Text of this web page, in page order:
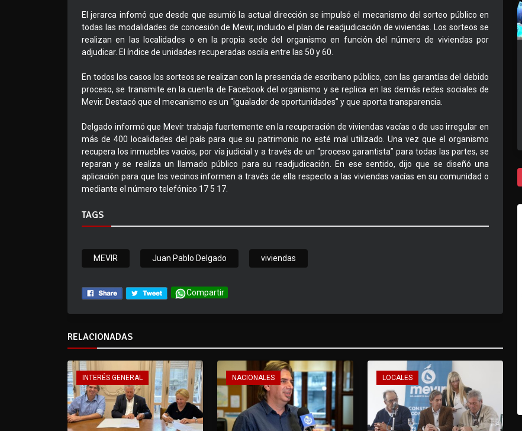
El jerarca infomó que desde que asumió la actual dirección se impulsó el mecanismo del sorteo público en
todas las modalidades de concesión de Mevir, incluido el plan de readjudicación de viviendas. Los sorteos se
realizan en las localidades o en la propia sede del organismo en función del número de viviendas por
adjudicar. El índice de unidades recuperadas oscila entre las 50 y 60.
En todos los casos los sorteos se realizan con la presencia de escribano público, con las garantías del debido
proceso, se transmite en la cuenta de Facebook del organismo y se replica en las demás redes sociales de
Mevir. Destacó que el mecanismo es un “igualador de oportunidades” y que aporta transparencia.
Delgado informó que Mevir trabaja fuertemente en la recuperación de viviendas vacías o de uso irregular en
más de 400 localidades del país para que su patrimonio no esté mal utilizado. Una vez que el organismo
recupera los inmuebles vacíos, por vía judicial y a través de un “proceso garantista” para todas las partes, se
reparan y se realiza un llamado público para su readjudicación. En ese sentido, dijo que se diseñó una
aplicación para que los vecinos informen a través de ella respecto a las viviendas vacías en su comunidad o
mediante el número telefónico 17 5 17.
TAGS
MEVIR Juan Pablo Delgado viviendas
Compartir
RELACIONADAS
INTERÉS GENERAL NACIONALES LOCALES